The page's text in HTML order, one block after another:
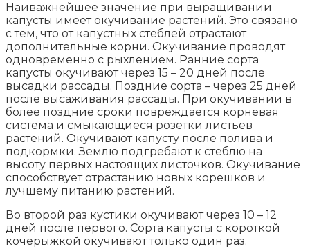
Наиважнейшее значение при выращивании
капусты имеет окучивание растений. Это связано
с тем, что от капустных стеблей отрастают
дополнительные корни. Окучивание проводят
одновременно с рыхлением. Ранние сорта
капусты окучивают через 15 – 20 дней после
высадки рассады. Поздние сорта – через 25 дней
после высаживания рассады. При окучивании в
более поздние сроки повреждается корневая
система и смыкающиеся розетки листьев
растений. Окучивают капусту после полива и
подкормки. Землю подгребают к стеблю на
высоту первых настоящих листочков. Окучивание
способствует отрастанию новых корешков и
лучшему питанию растений.
Во второй раз кустики окучивают через 10 – 12
дней после первого. Сорта капусты с короткой
кочерыжкой окучивают только один раз.